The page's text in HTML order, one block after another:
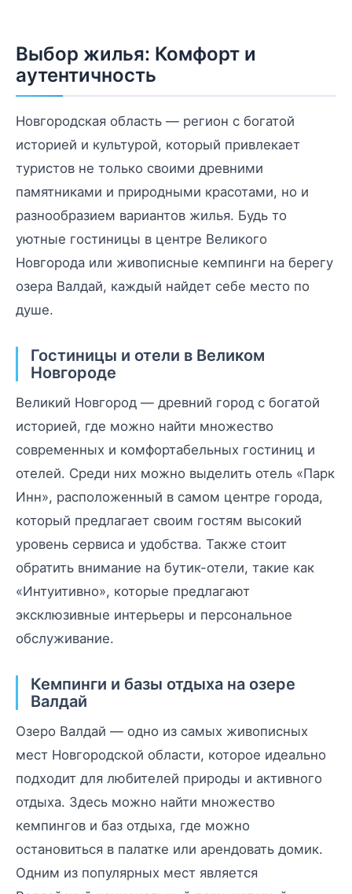
Выбор жилья: Комфорт и
аутентичность
Новгородская область — регион с богатой
историей и культурой, который привлекает
туристов не только своими древними
памятниками и природными красотами, но и
разнообразием вариантов жилья. Будь то
уютные гостиницы в центре Великого
Новгорода или живописные кемпинги на берегу
озера Валдай, каждый найдет себе место по
душе.
Гостиницы и отели в Великом
Новгороде
Великий Новгород — древний город с богатой
историей, где можно найти множество
современных и комфортабельных гостиниц и
отелей. Среди них можно выделить отель «Парк
Инн», расположенный в самом центре города,
который предлагает своим гостям высокий
уровень сервиса и удобства. Также стоит
обратить внимание на бутик-отели, такие как
«Интуитивно», которые предлагают
эксклюзивные интерьеры и персональное
обслуживание.
Кемпинги и базы отдыха на озере
Валдай
Озеро Валдай — одно из самых живописных
мест Новгородской области, которое идеально
подходит для любителей природы и активного
отдыха. Здесь можно найти множество
кемпингов и баз отдыха, где можно
остановиться в палатке или арендовать домик.
Одним из популярных мест является